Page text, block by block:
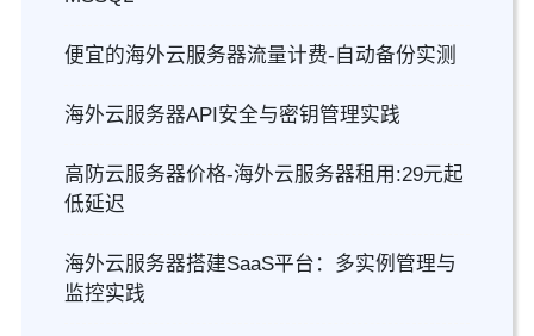
便宜的海外云服务器流量计费-自动备份实测
海外云服务器API安全与密钥管理实践
高防云服务器价格-海外云服务器租用:29元起
低延迟
海外云服务器搭建SaaS平台：多实例管理与
监控实践